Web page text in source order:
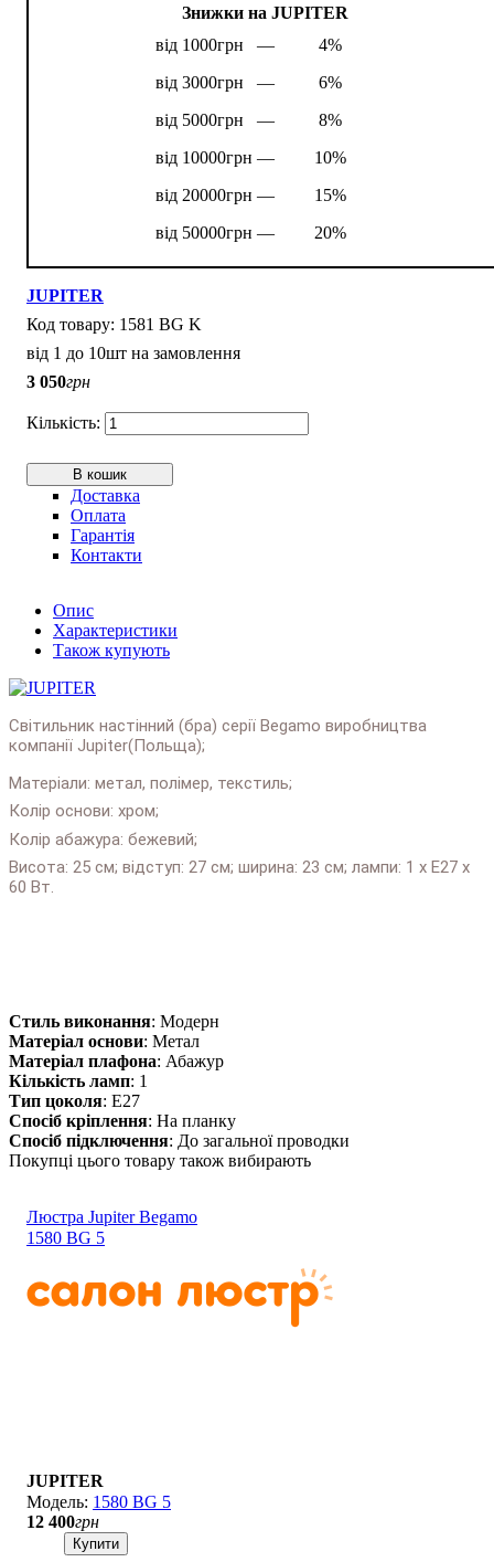
Знижки на JUPITER
від 1000грн —
4%
від 3000грн —
6%
від 5000грн —
8%
від 10000грн —
10%
від 20000грн —
15%
від 50000грн —
20%
JUPITER
1581 BG K
від 1 до 10шт на замовлення
3 050грн
В кошик
Доставка
Оплата
Гарантія
Контакти
Опис
Характеристики
Також купують
Світильник настінний (бра) серії Begamo виробництва
компанії Jupiter(Польща);
Матеріали: метал, полімер, текстиль;
Колір основи: хром;
Колір абажура: бежевий;
Висота: 25 см; відступ: 27 см; ширина: 23 см; лампи: 1 х Е27 х
60 Вт.
Стиль виконання: Модерн
Матеріал основи: Метал
Матеріал плафона: Абажур
Кількість ламп: 1
Тип цоколя: E27
Спосіб кріплення: На планку
Спосіб підключення: До загальної проводки
Покупці цього товару також вибирають
Люстра Jupiter Begamo
1580 BG 5
JUPITER
1580 BG 5
12 400грн
Купити